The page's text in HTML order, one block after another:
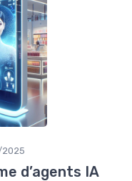
d’agents IA